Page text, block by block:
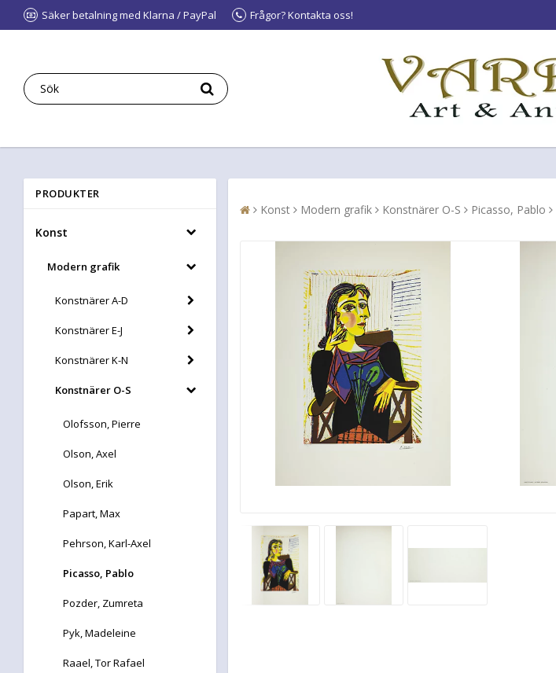
Säker betalning med Klarna / PayPal Frågor? Kontakta oss!
PRODUKTER
Konst
Modern grafik
Konstnärer A-D
Konstnärer E-J
Konstnärer K-N
Konstnärer O-S
Olofsson, Pierre
Olson, Axel
Olson, Erik
Papart, Max
Pehrson, Karl-Axel
Picasso, Pablo
Pozder, Zumreta
Pyk, Madeleine
Raael, Tor Rafael
Konst Modern grafik Konstnärer O-S Picasso, Pablo